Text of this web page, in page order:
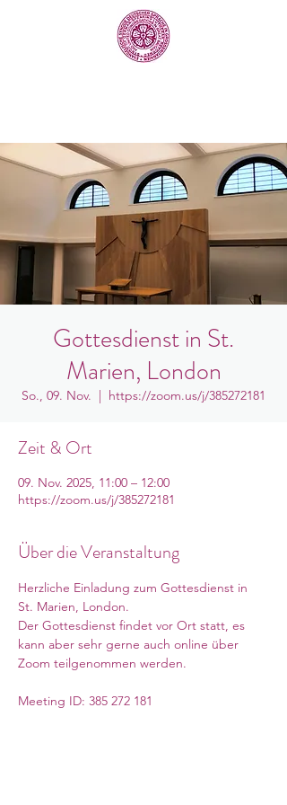
Gottesdienst in St.
Marien, London
So., 09. Nov.
  |
https://zoom.us/j/385272181
Zeit & Ort
09. Nov. 2025, 11:00 – 12:00
https://zoom.us/j/385272181
Über die Veranstaltung
Herzliche Einladung zum Gottesdienst in
St. Marien, London.
Der Gottesdienst findet vor Ort statt, es
kann aber sehr gerne auch online über
Zoom teilgenommen werden.
Meeting ID: 385 272 181